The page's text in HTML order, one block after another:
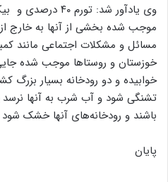
وی یادآور شد:
موجب شده بخشی از آنها به خارج از
مسائل و مشکلات اجتماعی مانند
خوزستان و روستاها موجب شده
خوابیده و دو رودخانه بسیار بزرگ
تشنگی شود و آب شرب به آنها نرسد
باشند و رودخانه‌های آنها خشک شود
پایان